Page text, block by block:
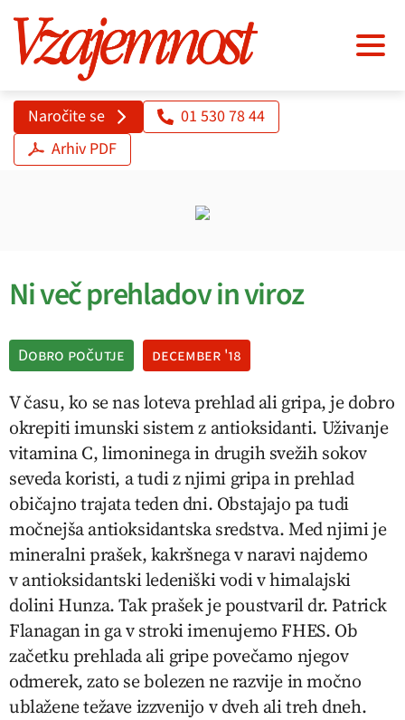
Naročite se
01 530 78 44
Arhiv PDF
Ni več prehladov in viroz
Dobro počutje december '18
V času, ko se nas loteva prehlad ali gripa, je dobro
okrepiti imunski sistem z antioksidanti. Uživanje
vitamina C, limoninega in drugih svežih sokov
seveda koristi, a tudi z njimi gripa in prehlad
običajno trajata teden dni. Obstajajo pa tudi
močnejša antioksidantska sredstva. Med njimi je
mineralni prašek, kakršnega v naravi najdemo
v antioksidantski ledeniški vodi v himalajski
dolini Hunza. Tak prašek je poustvaril dr. Patrick
Flanagan in ga v stroki imenujemo FHES. Ob
začetku prehlada ali gripe povečamo njegov
odmerek, zato se bolezen ne razvije in močno
ublažene težave izzvenijo v dveh ali treh dneh.